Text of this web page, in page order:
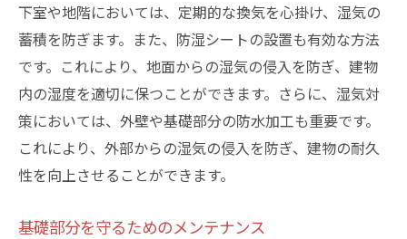
下室や地階においては、定期的な換気を心掛け、湿気の
蓄積を防ぎます。また、防湿シートの設置も有効な方法
です。これにより、地面からの湿気の侵入を防ぎ、建物
内の湿度を適切に保つことができます。さらに、湿気対
策においては、外壁や基礎部分の防水加工も重要です。
これにより、外部からの湿気の侵入を防ぎ、建物の耐久
性を向上させることができます。
基礎部分を守るためのメンテナンス